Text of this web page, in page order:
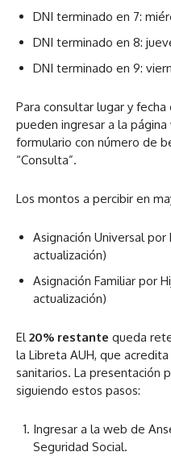
DNI terminado en 7:
DNI terminado en 8:
DNI terminado en 9:
Para consultar lugar y
pueden ingresar a la página
formulario con número de
“Consulta”.
Los montos a percibir en
Asignación Universal por
actualización)
Asignación Familiar por
actualización)
El20% restante queda
la Libreta AUH, que
sanitarios. La presentación
siguiendo estos pasos:
Ingresar a la web de
Seguridad Social.